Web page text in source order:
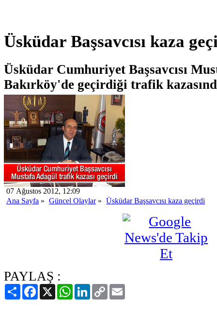
Üsküdar Başsavcısı kaza
Üsküdar Cumhuriyet Başsavcısı
Bakırköy'de geçirdiği trafik
07 Ağustos 2012, 12:09
Ana Sayfa » Güncel Olaylar» Üsküdar Başsavcısı kaza geçirdi
PAYLAŞ :
PaylaşFacebook
X WhatsAppLinkedIn
Copy
Link